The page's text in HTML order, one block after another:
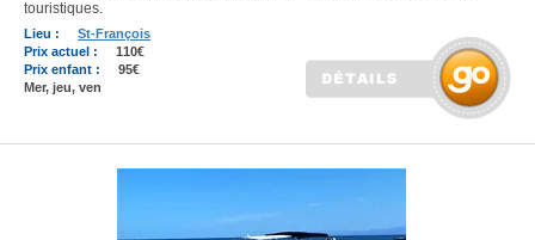
touristiques.
Lieu :
St-François
Prix actuel :
110€
Prix enfant :
95€
Mer, jeu, ven